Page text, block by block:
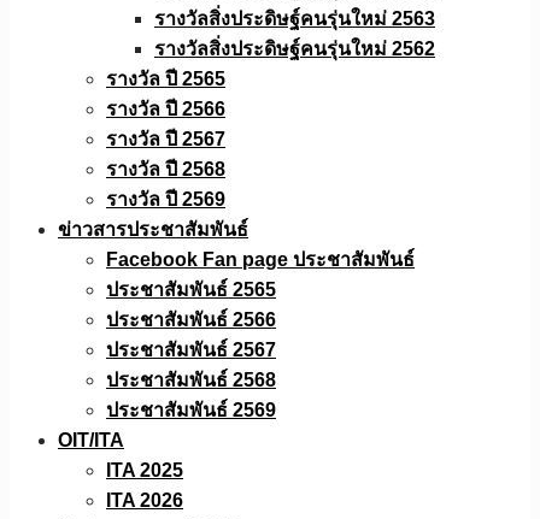
รางวัลสิ่งประดิษฐ์คนรุ่นใหม่ 2563
รางวัลสิ่งประดิษฐ์คนรุ่นใหม่ 2562
รางวัล ปี 2565
รางวัล ปี 2566
รางวัล ปี 2567
รางวัล ปี 2568
รางวัล ปี 2569
ข่าวสารประชาสัมพันธ์
Facebook Fan page ประชาสัมพันธ์
ประชาสัมพันธ์ 2565
ประชาสัมพันธ์ 2566
ประชาสัมพันธ์ 2567
ประชาสัมพันธ์ 2568
ประชาสัมพันธ์ 2569
OIT/ITA
ITA 2025
ITA 2026